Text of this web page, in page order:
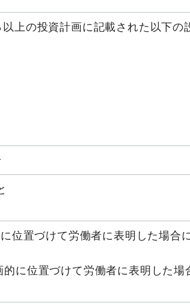
上の投資計画に記載された以下の
位置づけて労働者に表明した場合
に位置づけて労働者に表明した場